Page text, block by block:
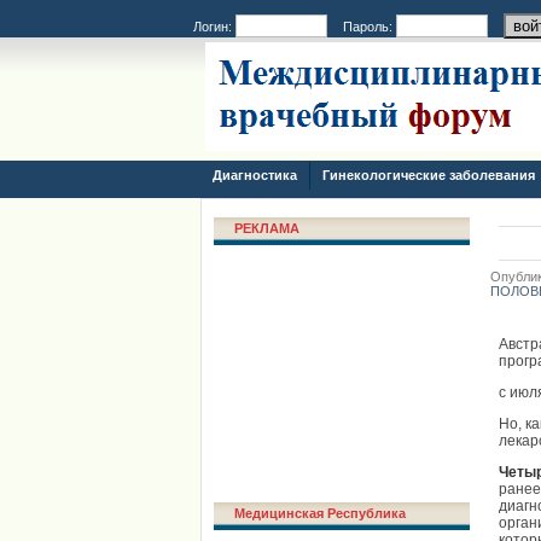
Логин: Пароль:
Диагностика Гинекологические заболевания
РЕКЛАМА
Медицинская Республика
с
Но,